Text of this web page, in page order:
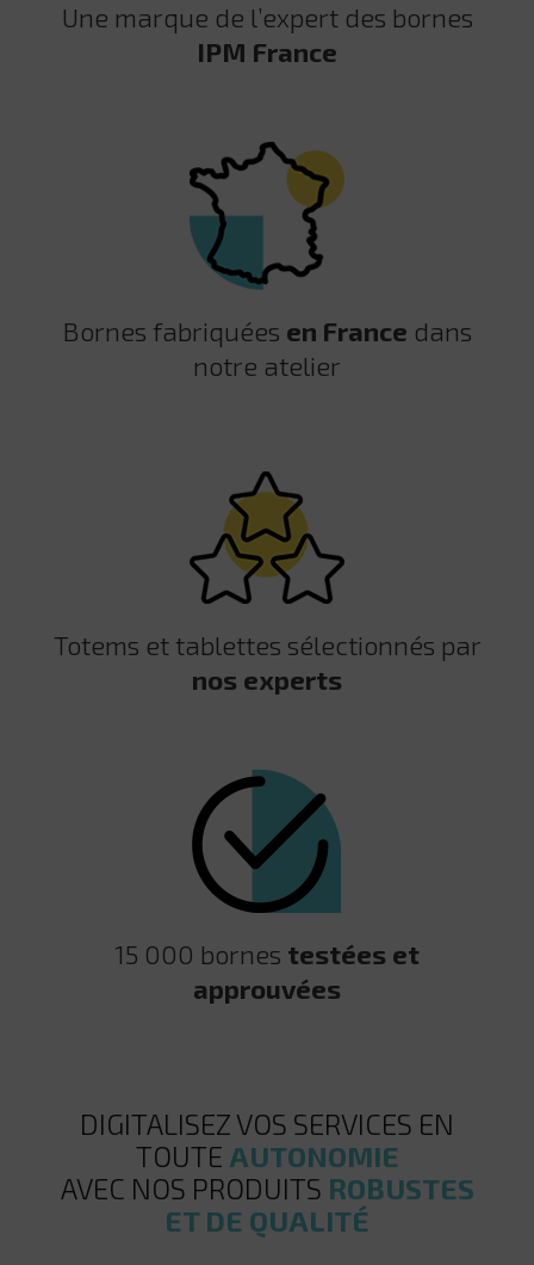
Une marque de l’expert des bornes
IPM France
Bornes fabriquées en France dans
notre atelier
Totems et tablettes sélectionnés par
nos experts
15 000 bornes testées et
approuvées
DIGITALISEZ VOS SERVICES EN
TOUTE AUTONOMIE
AVEC NOS PRODUITS ROBUSTES
ET DE QUALITÉ